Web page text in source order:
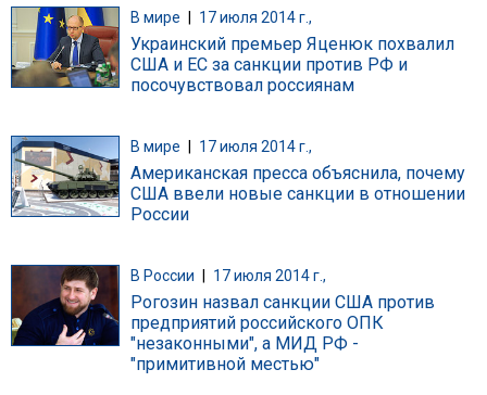
В мире 17 июля 2014 г.,
Украинский премьер Яценюк похвалил
США и ЕС за санкции против РФ и
посочувствовал россиянам
В мире 17 июля 2014 г.,
Американская пресса объяснила, почему
США ввели новые санкции в отношении
России
В России 17 июля 2014 г.,
Рогозин назвал санкции США против
предприятий российского ОПК
"незаконными", а МИД РФ -
"примитивной местью"